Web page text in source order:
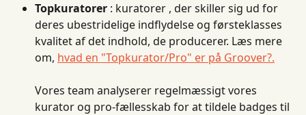
Topkuratorer : kuratorer , der skiller sig ud for
deres ubestridelige indflydelse og førsteklasses
kvalitet af det indhold, de producerer. Læs mere
om, hvad en "Topkurator/Pro" er på Groover?.
Vores team analyserer regelmæssigt vores
kurator og pro-fællesskab for at tildele badges til